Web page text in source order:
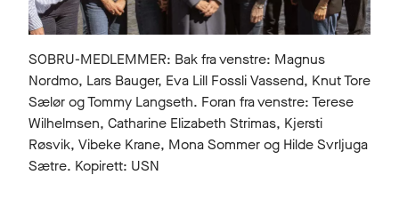
SOBRU-MEDLEMMER: Bak fra venstre: Magnus
Nordmo, Lars Bauger, Eva Lill Fossli Vassend, Knut Tore
Sælør og Tommy Langseth. Foran fra venstre: Terese
Wilhelmsen, Catharine Elizabeth Strimas, Kjersti
Røsvik, Vibeke Krane, Mona Sommer og Hilde Svrljuga
Sætre. Kopirett: USN